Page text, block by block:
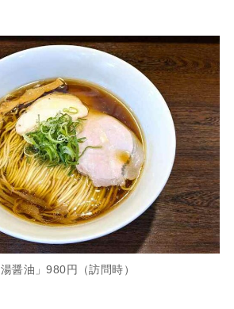
湯醤油」980円（訪問時）